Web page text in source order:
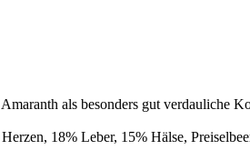
als besonders gut verdauliche
18% Leber, 15% Hälse,